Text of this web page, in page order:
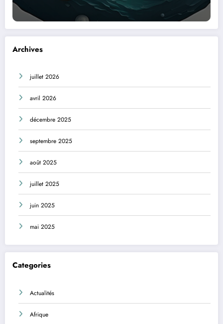
Archives
juillet 2026
avril 2026
décembre 2025
septembre 2025
août 2025
juillet 2025
juin 2025
mai 2025
Categories
Actualités
Afrique